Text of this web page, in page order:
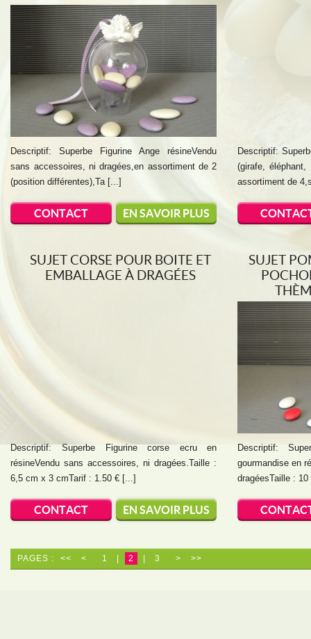
Descriptif: Superbe Figurine Ange résineVendu
sans accessoires, ni dragées,en assortiment de 2
(position différentes),Ta [...]
CONTACT EN SAVOIR PLUS
Descriptif:
(girafe,
assortiment de
SUJET CORSE POUR BOITE ET
EMBALLAGE À DRAGÉES
Descriptif: Superbe Figurine corse ecru en
résineVendu sans accessoires, ni dragées.Taille :
6,5 cm x 3 cmTarif : 1.50 € [...]
CONTACT EN SAVOIR PLUS
SUJET
Descriptif:
gourmandise en
dragéesTaille :
PAGES : << < 1 2 3 > >>